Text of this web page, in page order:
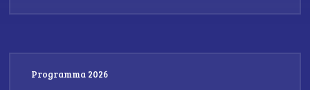
Programma 2026